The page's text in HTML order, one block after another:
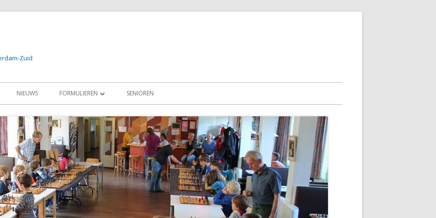
Zuid
NIEUWS FORMULIEREN
AANMELDEN SCHAAKSCHOOL
SENIOREN